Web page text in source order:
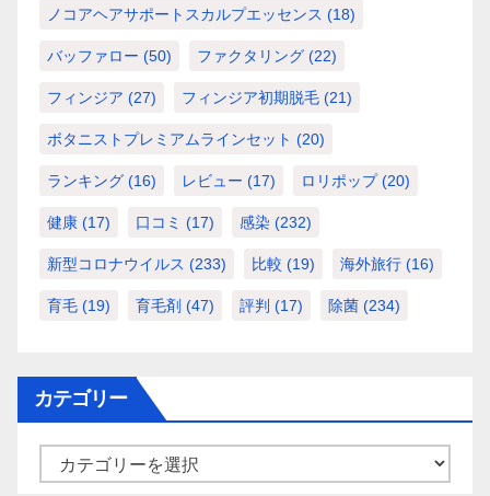
ノコアヘアサポートスカルプエッセンス (18)
バッファロー (50) ファクタリング (22)
フィンジア (27) フィンジア初期脱毛 (21)
ボタニストプレミアムラインセット (20)
ランキング (16) レビュー (17) ロリポップ(20)
健康 (17) 口コミ (17) 感染 (232)
新型コロナウイルス (233) 比較 (19) 海外旅行 (16)
育毛 (19) 育毛剤 (47) 評判 (17) 除菌 (234)
カテゴリー